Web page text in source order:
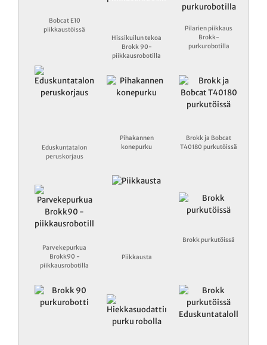
Bobcat E10
piikkaustöissä
Hissikuilun tekoa
Brokk 90-
piikkausrobotilla
Pilarien piikkaus
Brokk-
purkurobotilla
Eduskuntatalon
peruskorjaus
Pihakannen
konepurku
Brokk ja Bobcat
T40180 purkutöissä
Parvekepurkua
Brokk90 -
piikkausrobotilla
Piikkausta
Brokk purkutöissä